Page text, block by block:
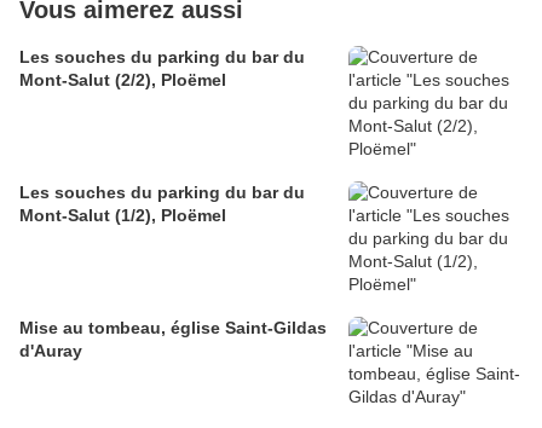
Vous aimerez aussi
Les souches du parking du bar du
Mont-Salut (2/2), Ploëmel
Les souches du parking du bar du
Mont-Salut (1/2), Ploëmel
Mise au tombeau, église Saint-Gildas
d'Auray